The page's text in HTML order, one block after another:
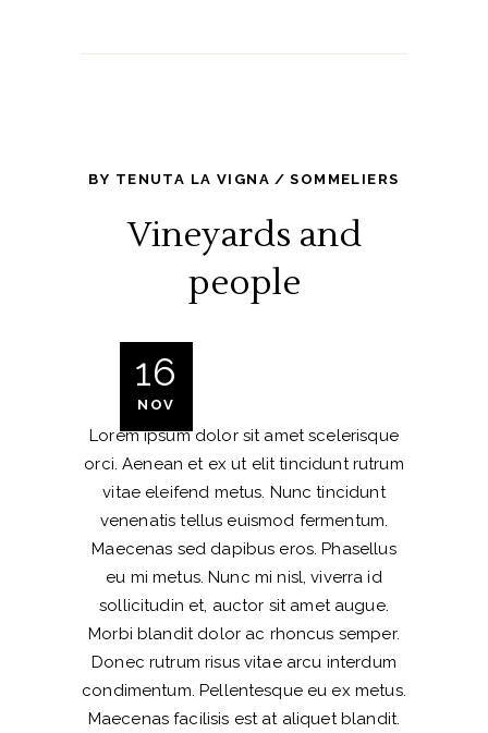
BY TENUTA LA VIGNA SOMMELIERS
Vineyards and
people
16
NOV
Lorem ipsum dolor sit amet scelerisque
orci. Aenean et ex ut elit tincidunt rutrum
vitae eleifend metus. Nunc tincidunt
venenatis tellus euismod fermentum.
Maecenas sed dapibus eros. Phasellus
eu mi metus. Nunc mi nisl, viverra id
sollicitudin et, auctor sit amet augue.
Morbi blandit dolor ac rhoncus semper.
Donec rutrum risus vitae arcu interdum
condimentum. Pellentesque eu ex metus.
Maecenas facilisis est at aliquet blandit.